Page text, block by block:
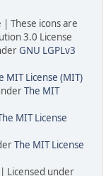
These icons are
3.0 License
GNU LGPLv3
MIT License (MIT)
The MIT
MIT License
The MIT License
Licensed under